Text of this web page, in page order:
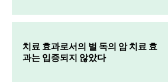
치료 효과로서의 벌 독의 암 치료 효
과는 입증되지 않았다